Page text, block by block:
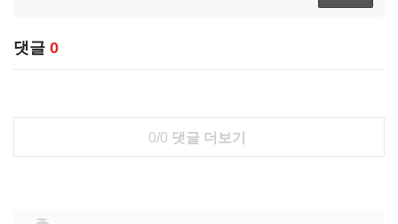
댓글 0
0/0 댓글 더보기